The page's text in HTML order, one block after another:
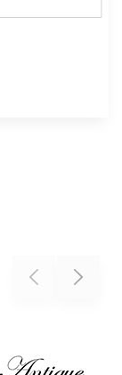
Previous Next